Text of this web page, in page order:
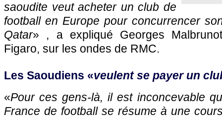
saoudite veut acheter un club de
football en Europe pour concurrencer
Qatar» , a expliqué Georges
Figaro, sur les ondes de RMC.
Les Saoudiens «veulent se payer un
«Pour ces gens-là, il est inconcevable
France de football se résume à une